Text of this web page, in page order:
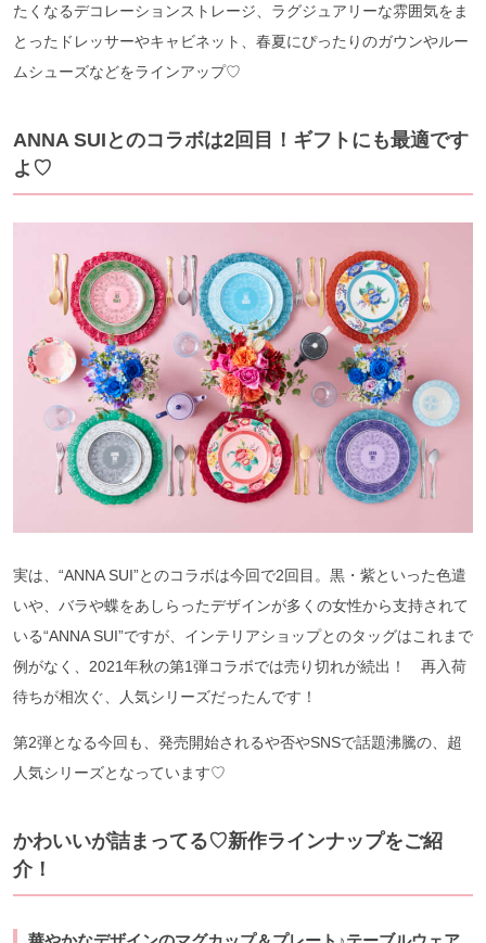
たくなるデコレーションストレージ、ラグジュアリーな雰囲気をま
とったドレッサーやキャビネット、春夏にぴったりのガウンやルー
ムシューズなどをラインアップ♡
ANNA SUIとのコラボは2回目！ギフトにも最適です
よ♡
実は、“ANNA SUI”とのコラボは今回で2回目。黒・紫といった色遣
いや、バラや蝶をあしらったデザインが多くの女性から支持されて
いる“ANNA SUI”ですが、インテリアショップとのタッグはこれまで
例がなく、2021年秋の第1弾コラボでは売り切れが続出！ 再入荷
待ちが相次ぐ、人気シリーズだったんです！
第2弾となる今回も、発売開始されるや否やSNSで話題沸騰の、超
人気シリーズとなっています♡
かわいいが詰まってる♡新作ラインナップをご紹
介！